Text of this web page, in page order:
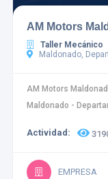
AM Motors
Taller Mecánico
Maldonado,
AM Motors
Maldonado -
Actividad:
EMPRESA